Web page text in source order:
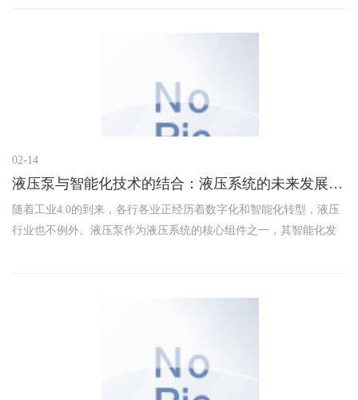
02-14
液压泵与智能化技术的结合：液压系统的未来发展趋势
随着工业4.0的到来，各行各业正经历着数字化和智能化转型，液压
行业也不例外。液压泵作为液压系统的核心组件之一，其智能化发